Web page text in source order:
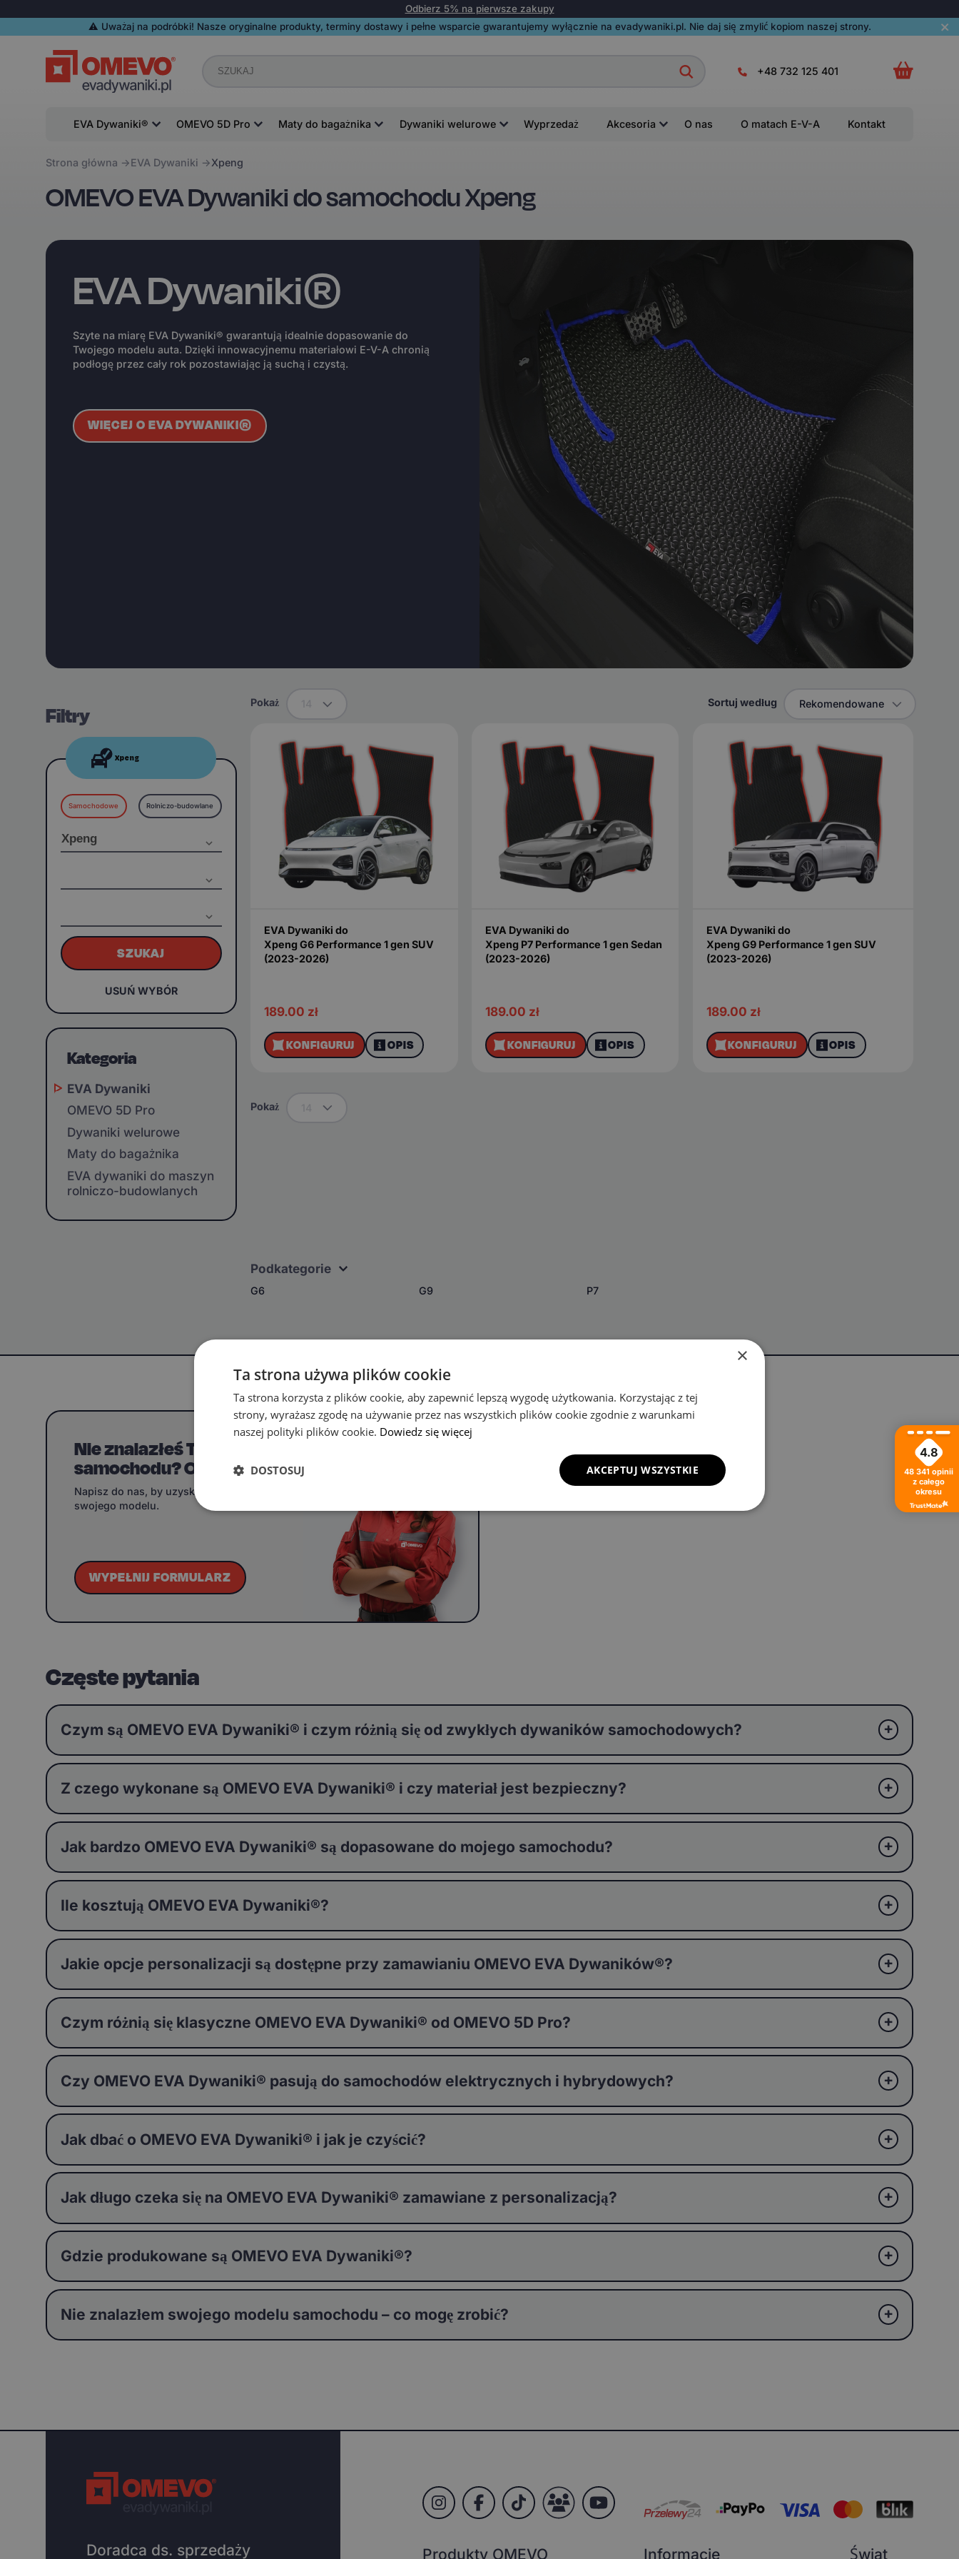
Odbierz 5% na pierwsze zakupy
⚠️️ Uważaj na podróbki! Nasze oryginalne produkty, terminy dostawy i pełne wsparcie gwarantujemy wyłącznie na evadywaniki.pl. Nie daj się zmylić kopiom naszej strony.
+48 732 125 401
EVA Dywaniki® OMEVO 5D Pro Maty do bagażnika Dywaniki welurowe Wyprzedaż Akcesoria O nas O matach E-V-A Kontakt
Strona główna EVA Dywaniki Xpeng
OMEVO EVA Dywaniki do samochodu Xpeng
EVA Dywaniki®
Szyte na miarę EVA Dywaniki® gwarantują idealnie dopasowanie do
Twojego modelu auta. Dzięki innowacyjnemu materiałowi E-V-A chronią
podłogę przez cały rok pozostawiając ją suchą i czystą.
WIĘCEJ O EVA DYWANIKI®
Filtry
Xpeng
Samochodowe Rolniczo-budowlane
SZUKAJ
USUŃ WYBÓR
Kategoria
EVA Dywaniki
OMEVO 5D Pro
Dywaniki welurowe
Maty do bagażnika
EVA dywaniki do maszyn
rolniczo-budowlanych
Pokaż Sortuj według Rekomendowane
EVA Dywaniki do
Xpeng G6 Performance 1 gen SUV
(2023-2026)
189.00 zł
KONFIGURUJ OPIS
EVA Dywaniki do
Xpeng P7 Performance 1 gen Sedan
(2023-2026)
189.00 zł
KONFIGURUJ OPIS
EVA Dywaniki do
Xpeng G9 Performance 1 gen SUV
(2023-2026)
189.00 zł
KONFIGURUJ OPIS
Pokaż
Podkategorie
G6 G9 P7
Nie znalazłeś Twojego modelu
samochodu? Ogarniemy!
Napisz do nas, by uzyskać informacje o dywanikach do
swojego modelu.
WYPEŁNIJ FORMULARZ
Częste pytania
Czym są OMEVO EVA Dywaniki® i czym różnią się od zwykłych dywaników samochodowych?
Z czego wykonane są OMEVO EVA Dywaniki® i czy materiał jest bezpieczny?
Jak bardzo OMEVO EVA Dywaniki® są dopasowane do mojego samochodu?
Ile kosztują OMEVO EVA Dywaniki®?
Jakie opcje personalizacji są dostępne przy zamawianiu OMEVO EVA Dywaników®?
Czym różnią się klasyczne OMEVO EVA Dywaniki® od OMEVO 5D Pro?
Czy OMEVO EVA Dywaniki® pasują do samochodów elektrycznych i hybrydowych?
Jak dbać o OMEVO EVA Dywaniki® i jak je czyścić?
Jak długo czeka się na OMEVO EVA Dywaniki® zamawiane z personalizacją?
Gdzie produkowane są OMEVO EVA Dywaniki®?
Nie znalazłem swojego modelu samochodu – co mogę zrobić?
Doradca ds. sprzedaży Produkty OMEVO Informacje Świat
4.8
48 341 opinii
z całego
okresu
×
Ta strona używa plików cookie
Ta strona korzysta z plików cookie, aby zapewnić lepszą wygodę użytkowania. Korzystając z tej
strony, wyrażasz zgodę na używanie przez nas wszystkich plików cookie zgodnie z warunkami
naszej polityki plików cookie. Dowiedz się więcej
AKCEPTUJ WSZYSTKIE
DOSTOSUJ